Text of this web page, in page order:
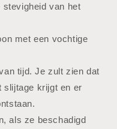
van het
met een vochtige
tijd. Je zult zien dat
slijtage krijgt en er
als ze beschadigd